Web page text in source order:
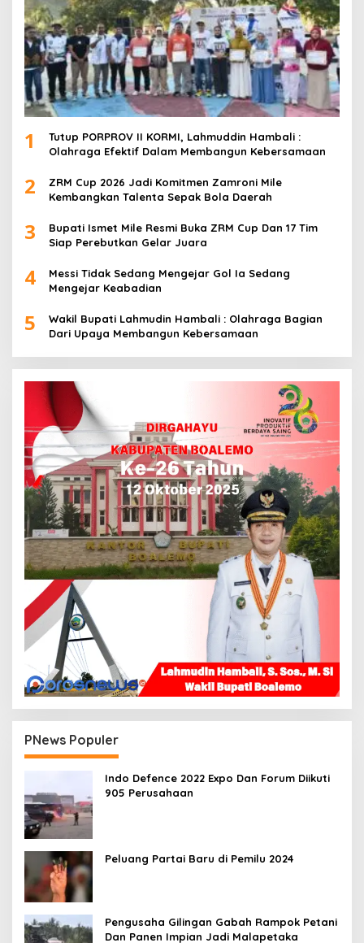
1
Tutup PORPROV II KORMI, Lahmuddin Hambali :
Olahraga Efektif Dalam Membangun Kebersamaan
2
ZRM Cup 2026 Jadi Komitmen Zamroni Mile
Kembangkan Talenta Sepak Bola Daerah
3
Bupati Ismet Mile Resmi Buka ZRM Cup Dan 17 Tim
Siap Perebutkan Gelar Juara
4
Messi Tidak Sedang Mengejar Gol Ia Sedang
Mengejar Keabadian
5
Wakil Bupati Lahmudin Hambali : Olahraga Bagian
Dari Upaya Membangun Kebersamaan
PNews Populer
Indo Defence 2022 Expo Dan Forum Diikuti
905 Perusahaan
Peluang Partai Baru di Pemilu 2024
Pengusaha Gilingan Gabah Rampok Petani
Dan Panen Impian Jadi Malapetaka